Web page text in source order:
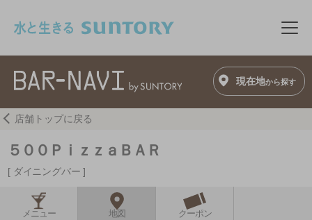
メ
現在地から探す
店舗トップに戻る
５００ＰｉｚｚａＢＡＲ
ダイニングバー
メニュー 地図 クーポン